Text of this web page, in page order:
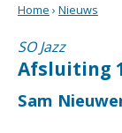
Home › Nieuws
SO Jazz
Afsluiting
Sam